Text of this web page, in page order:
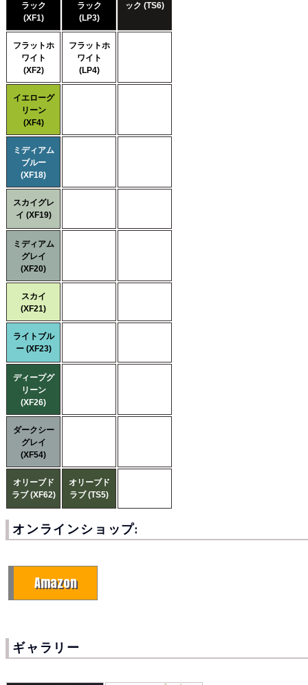
ラック
(XF1)
ラック
(LP3)
ック (TS6)
フラットホ
ワイト
(XF2)
フラットホ
ワイト
(LP4)
イエローグ
リーン
(XF4)
ミディアム
ブルー
(XF18)
スカイグレ
イ (XF19)
ミディアム
グレイ
(XF20)
スカイ
(XF21)
ライトブル
ー (XF23)
ディープグ
リーン
(XF26)
ダークシー
グレイ
(XF54)
オリーブド
ラブ (XF62)
オリーブド
ラブ (TS5)
オンラインショップ:
Amazon
ギャラリー